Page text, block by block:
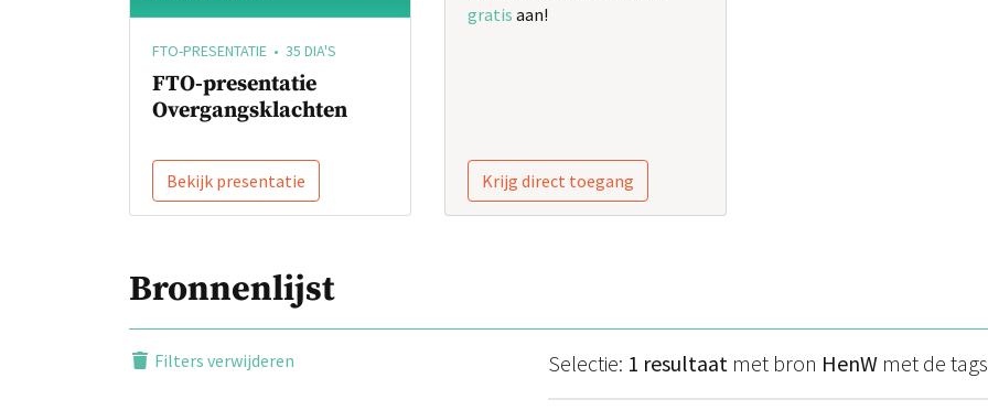
FTO-PRESENTATIE • 35 DIA'S
FTO-presentatie
Overgangsklachten
Bekijk presentatie
gratis aan!
Krijg direct toegang
Bronnenlijst
Filters verwijderen Selectie: 1 resultaat met bron HenW met de tags